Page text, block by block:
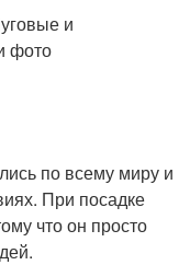
по всему миру и
При посадке
что он просто